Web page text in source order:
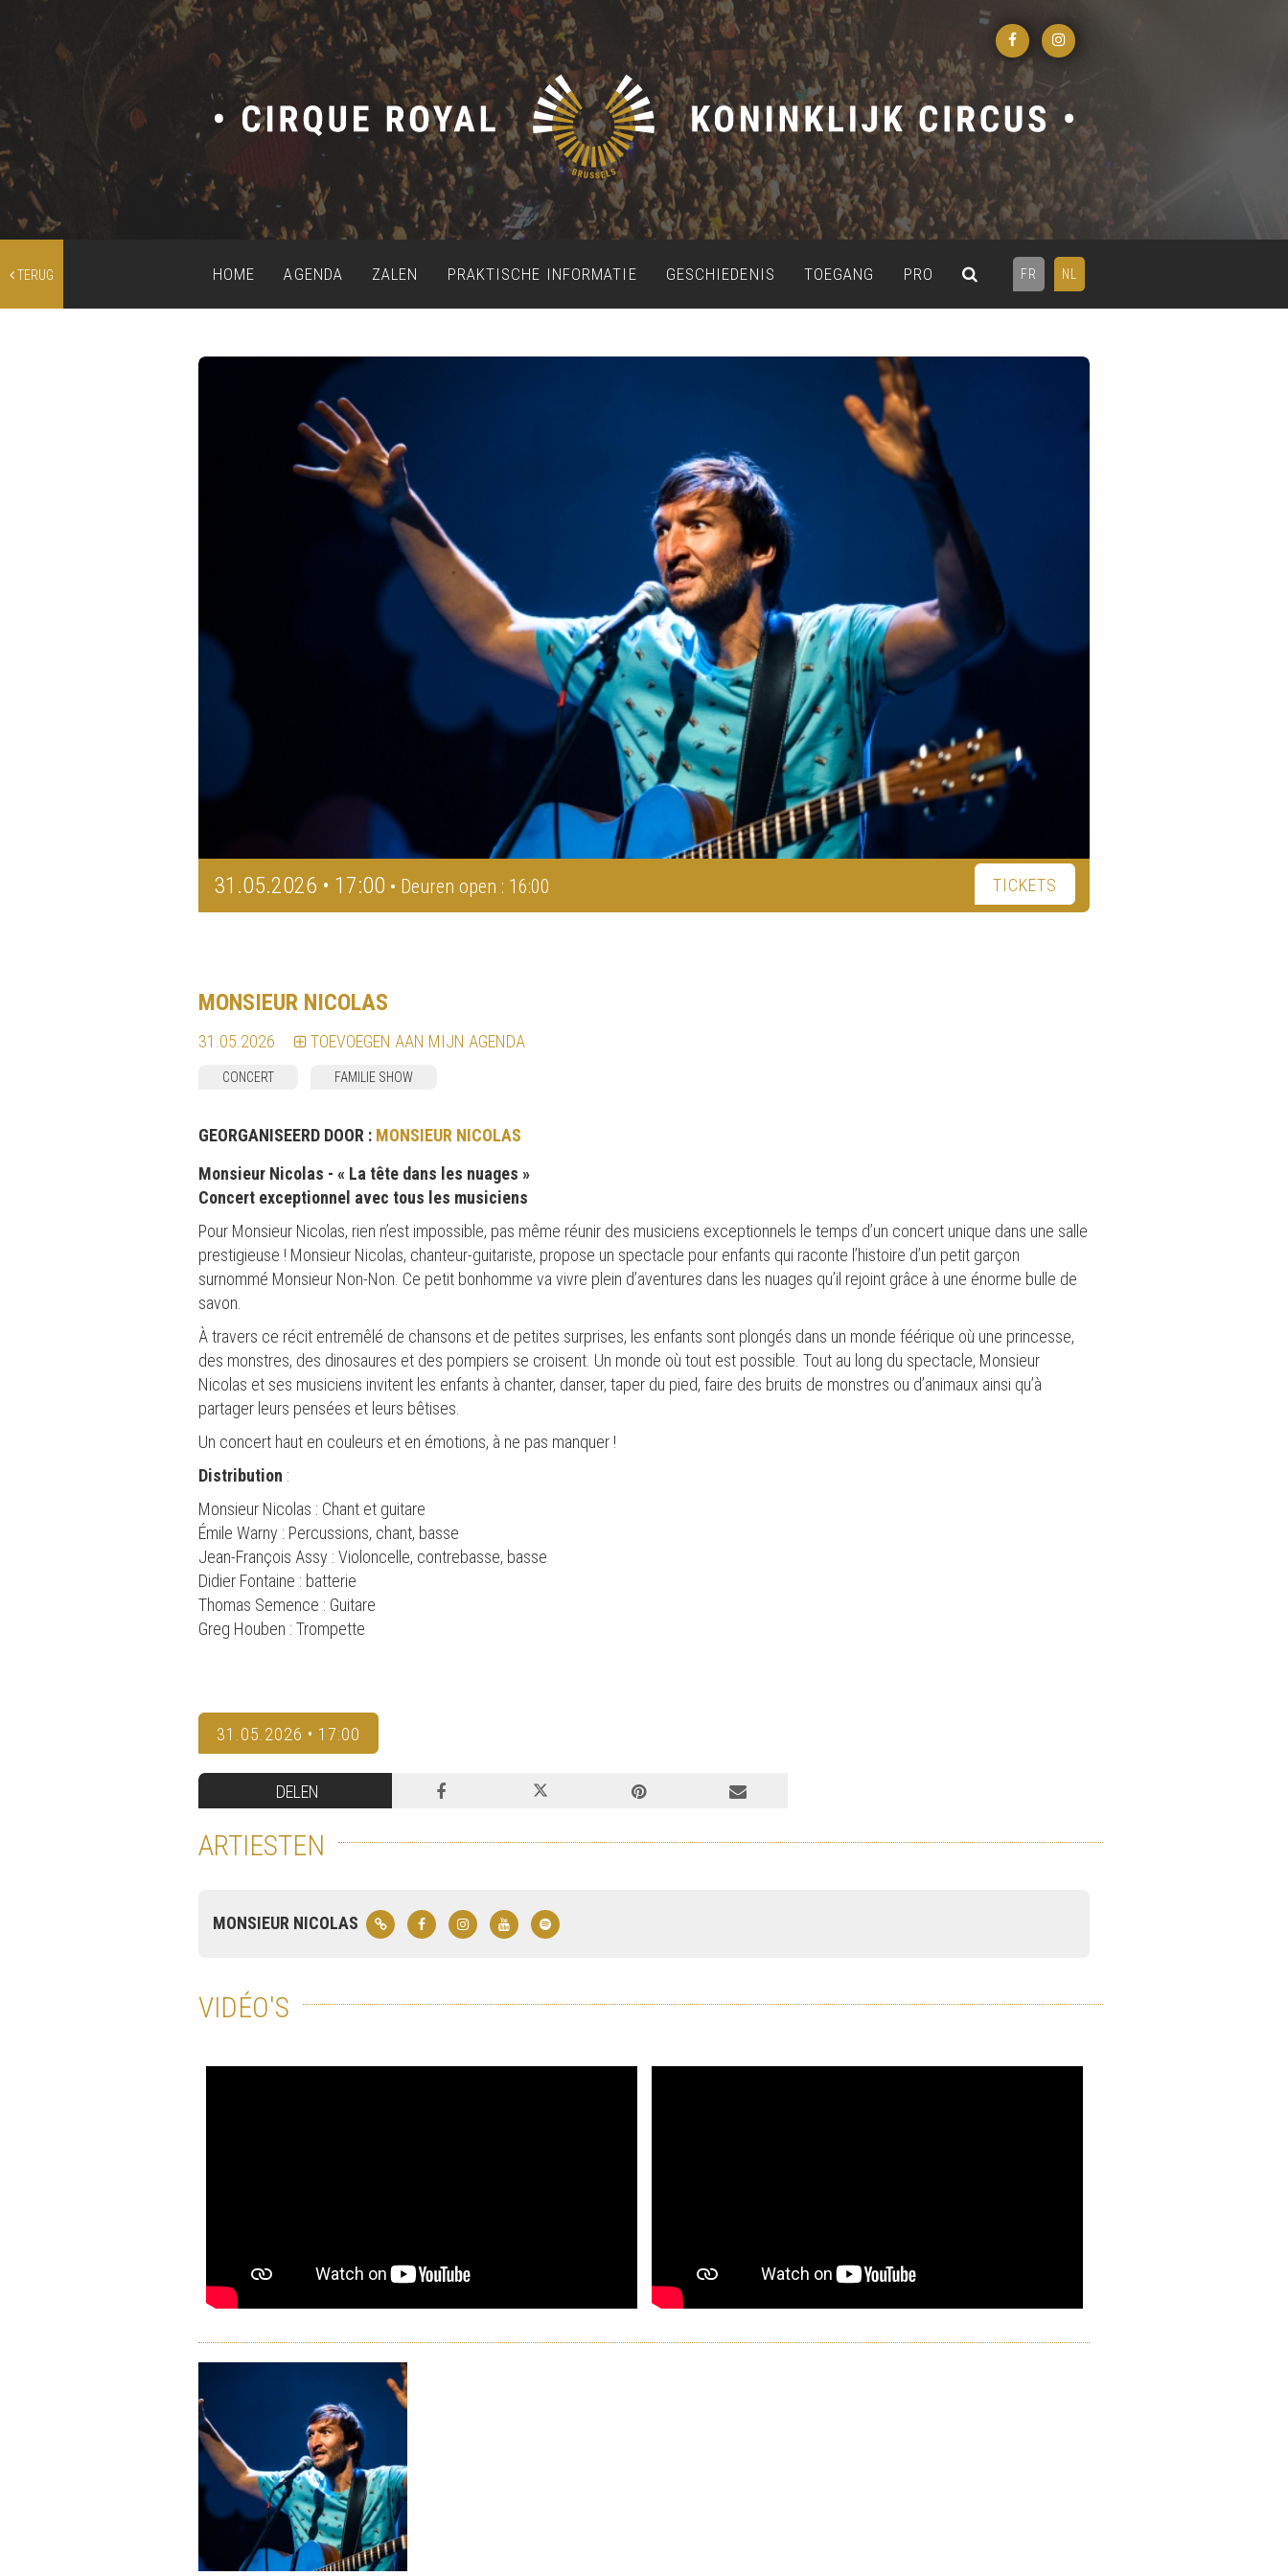
TERUG FR NL
HOME AGENDA ZALEN PRAKTISCHE INFORMATIE GESCHIEDENIS TOEGANG PRO
31.05.2026 • 17:00 • Deuren open : 16:00 TICKETS
MONSIEUR NICOLAS
31.05.2026 TOEVOEGEN AAN MIJN AGENDA
CONCERT FAMILIE SHOW
GEORGANISEERD DOOR : MONSIEUR NICOLAS
Monsieur Nicolas - « La tête dans les nuages »
Concert exceptionnel avec tous les musiciens
Pour Monsieur Nicolas, rien n’est impossible, pas même réunir des musiciens exceptionnels le temps d’un concert unique dans une salle
prestigieuse ! Monsieur Nicolas, chanteur-guitariste, propose un spectacle pour enfants qui raconte l’histoire d’un petit garçon
surnommé Monsieur Non-Non. Ce petit bonhomme va vivre plein d’aventures dans les nuages qu’il rejoint grâce à une énorme bulle de
savon.
À travers ce récit entremêlé de chansons et de petites surprises, les enfants sont plongés dans un monde féérique où une princesse,
des monstres, des dinosaures et des pompiers se croisent. Un monde où tout est possible. Tout au long du spectacle, Monsieur
Nicolas et ses musiciens invitent les enfants à chanter, danser, taper du pied, faire des bruits de monstres ou d’animaux ainsi qu’à
partager leurs pensées et leurs bêtises.
Un concert haut en couleurs et en émotions, à ne pas manquer !
Distribution :
Monsieur Nicolas : Chant et guitare
Émile Warny : Percussions, chant, basse
Jean-François Assy : Violoncelle, contrebasse, basse
Didier Fontaine : batterie
Thomas Semence : Guitare
Greg Houben : Trompette
31.05.2026 • 17:00
DELEN
ARTIESTEN
MONSIEUR NICOLAS
VIDÉO'S